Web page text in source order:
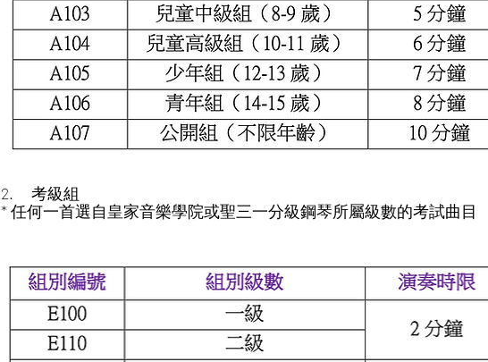
2.     考級組
* 任何一首選自皇家音樂學院或聖三一分級鋼琴所屬級數的考試曲目